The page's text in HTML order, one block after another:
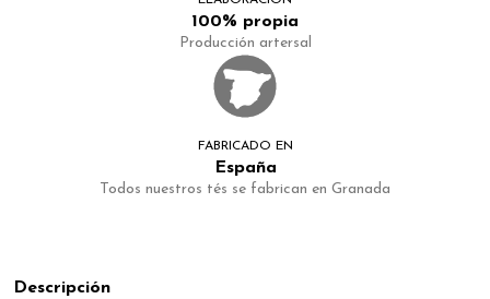
100% propia
Producción artersal
FABRICADO EN
España
Todos nuestros tés se fabrican en Granada
Descripción